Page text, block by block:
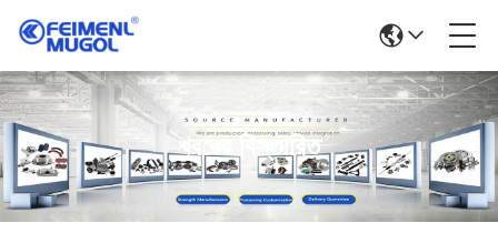
খবরের বিস্তারিত